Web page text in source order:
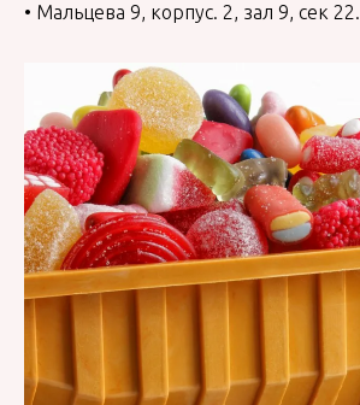
• Мальцева 9, корпус. 2, зал 9, сек 22.